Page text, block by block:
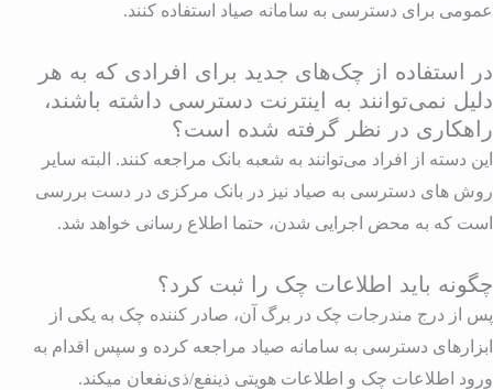
برای دسترسی به سامانه صیاد استفاده کنند.
استفاده از چک‌های جدید برای افرادی که به هر
نمی‌توانند به اینترنت دسترسی داشته باشند،
در نظر گرفته شده است؟
دسته از افراد می‌توانند به شعبه بانک مراجعه کنند. البته سایر
های دسترسی به صیاد نیز در بانک مرکزی در دست بررسی
که به محض اجرایی شدن، حتما اطلاع رسانی خواهد شد.
باید اطلاعات چک را ثبت کرد؟
از درج مندرجات چک در برگ آن، صادر کننده چک به یکی از
دسترسی به سامانه صیاد مراجعه کرده و سپس اقدام به
اطلاعات چک و اطلاعات هویتی ذینفع/ذی‌نفعان میکند.